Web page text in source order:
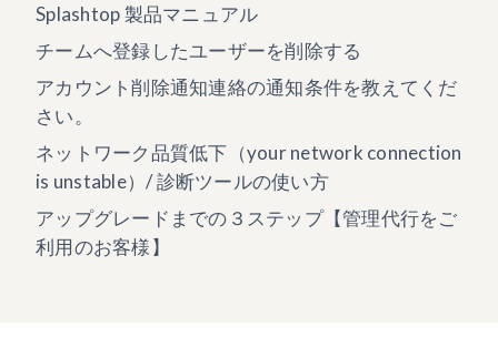
Splashtop 製品マニュアル
チームへ登録したユーザーを削除する
アカウント削除通知連絡の通知条件を教えてくだ
さい。
ネットワーク品質低下（your network connection
is unstable）/ 診断ツールの使い方
アップグレードまでの３ステップ【管理代行をご
利用のお客様】